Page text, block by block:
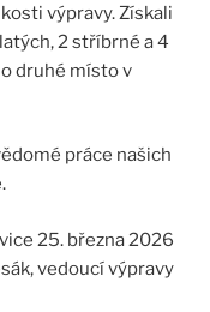
výpravy. Získali
2 stříbrné a 4
druhé místo v
práce našich
25. března 2026
vedoucí výpravy